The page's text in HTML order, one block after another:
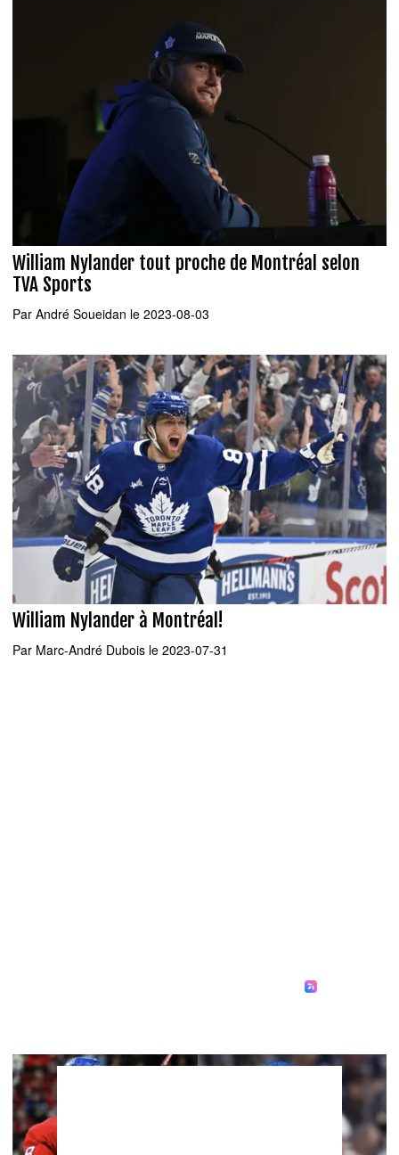
William Nylander tout proche de Montréal selon
TVA Sports
Par André Soueidan le 2023-08-03
William Nylander à Montréal!
Par Marc-André Dubois le 2023-07-31